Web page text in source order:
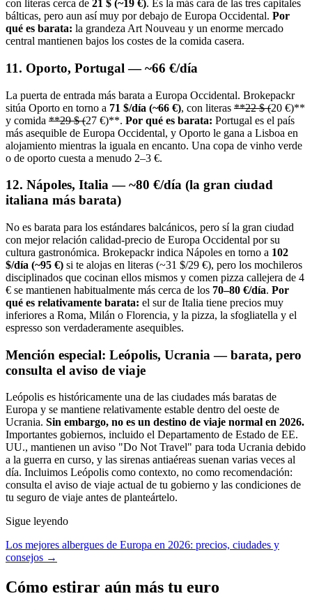
con literas cerca de 21 $ (~19 €). Es la más cara de las tres capitales
bálticas, pero aun así muy por debajo de Europa Occidental. Por
qué es barata: la grandeza Art Nouveau y un enorme mercado
central mantienen bajos los costes de la comida casera.
11. Oporto, Portugal — ~66 €/día
La puerta de entrada más barata a Europa Occidental. Brokepackr
sitúa Oporto en torno a 71 $/día (~66 €), con literas **22 $ (20 €)**
y comida **29 $ (27 €)**. Por qué es barata: Portugal es el país
más asequible de Europa Occidental, y Oporto le gana a Lisboa en
alojamiento mientras la iguala en encanto. Una copa de vinho verde
o de oporto cuesta a menudo 2–3 €.
12. Nápoles, Italia — ~80 €/día (la gran ciudad
italiana más barata)
No es barata para los estándares balcánicos, pero sí la gran ciudad
con mejor relación calidad-precio de Europa Occidental por su
cultura gastronómica. Brokepackr indica Nápoles en torno a 102
$/día (~95 €) si te alojas en literas (~31 $/29 €), pero los mochileros
disciplinados que cocinan ellos mismos y comen pizza callejera de 4
€ se mantienen habitualmente más cerca de los 70–80 €/día. Por
qué es relativamente barata: el sur de Italia tiene precios muy
inferiores a Roma, Milán o Florencia, y la pizza, la sfogliatella y el
espresso son verdaderamente asequibles.
Mención especial: Leópolis, Ucrania — barata, pero
consulta el aviso de viaje
Leópolis es históricamente una de las ciudades más baratas de
Europa y se mantiene relativamente estable dentro del oeste de
Ucrania. Sin embargo, no es un destino de viaje normal en 2026.
Importantes gobiernos, incluido el Departamento de Estado de EE.
UU., mantienen un aviso "Do Not Travel" para toda Ucrania debido
a la guerra en curso, y las sirenas antiaéreas suenan varias veces al
día. Incluimos Leópolis como contexto, no como recomendación:
consulta el aviso de viaje actual de tu gobierno y las condiciones de
tu seguro de viaje antes de planteártelo.
Sigue leyendo
Los mejores albergues de Europa en 2026: precios, ciudades y
consejos →
Cómo estirar aún más tu euro